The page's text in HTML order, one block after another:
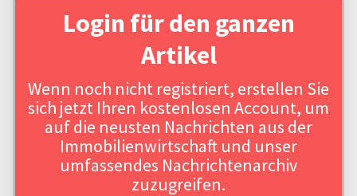
Login für den ganzen
Artikel
Wenn noch nicht registriert, erstellen Sie
sich jetzt Ihren kostenlosen Account, um
auf die neusten Nachrichten aus der
Immobilienwirtschaft und unser
umfassendes Nachrichtenarchiv
zuzugreifen.